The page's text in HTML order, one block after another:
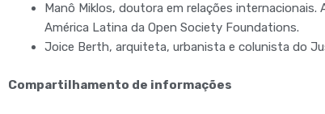
Manô Miklos, doutora em relações
América Latina da Open Society Foundations.
Joice Berth, arquiteta, urbanista e colunista do
Compartilhamento de informações